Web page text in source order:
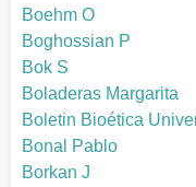
Boehm O
Boghossian P
Bok S
Boladeras Margarita
Boletin Bioética
Bonal Pablo
Borkan J